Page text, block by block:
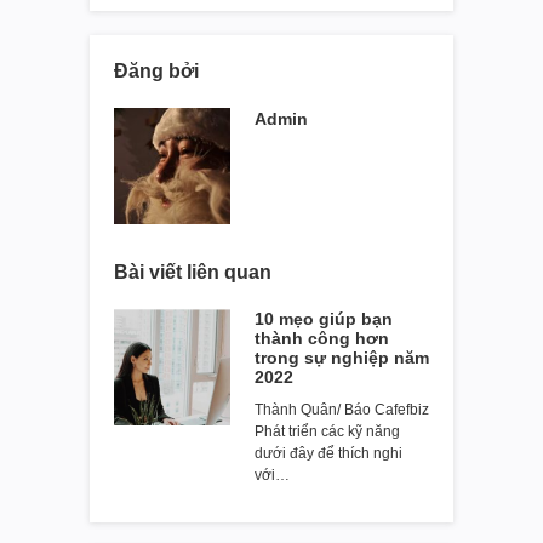
Đăng bởi
Admin
Bài viết liên quan
10 mẹo giúp bạn
thành công hơn
trong sự nghiệp năm
2022
Thành Quân/ Báo Cafefbiz
Phát triển các kỹ năng
dưới đây để thích nghi
với…